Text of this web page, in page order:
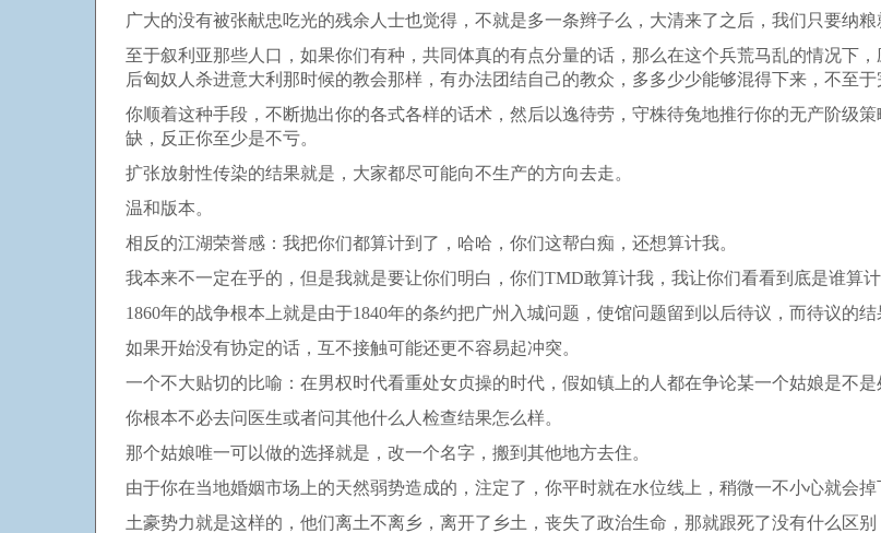
广大的没有被张献忠吃光的残余人士也觉得，不就是多一条辫子么，大清来了之后，我们只要纳粮
至于叙利亚那些人口，如果你们有种，共同体真的有点分量的话，那么在这个兵荒马乱的情况下
后匈奴人杀进意大利那时候的教会那样，有办法团结自己的教众，多多少少能够混得下来，不至于
你顺着这种手段，不断抛出你的各式各样的话术，然后以逸待劳，守株待兔地推行你的无产阶级
缺，反正你至少是不亏。
扩张放射性传染的结果就是，大家都尽可能向不生产的方向去走。
温和版本。
相反的江湖荣誉感：我把你们都算计到了，哈哈，你们这帮白痴，还想算计我。
我本来不一定在乎的，但是我就是要让你们明白，你们TMD敢算计我，我让你们看看到底是谁算计
1860年的战争根本上就是由于1840年的条约把广州入城问题，使馆问题留到以后待议，而待议的
如果开始没有协定的话，互不接触可能还更不容易起冲突。
一个不大贴切的比喻：在男权时代看重处女贞操的时代，假如镇上的人都在争论某一个姑娘是不是
你根本不必去问医生或者问其他什么人检查结果怎么样。
那个姑娘唯一可以做的选择就是，改一个名字，搬到其他地方去住。
由于你在当地婚姻市场上的天然弱势造成的，注定了，你平时就在水位线上，稍微一不小心就会掉
土豪势力就是这样的，他们离土不离乡，离开了乡土，丧失了政治生命，那就跟死了没有什么区